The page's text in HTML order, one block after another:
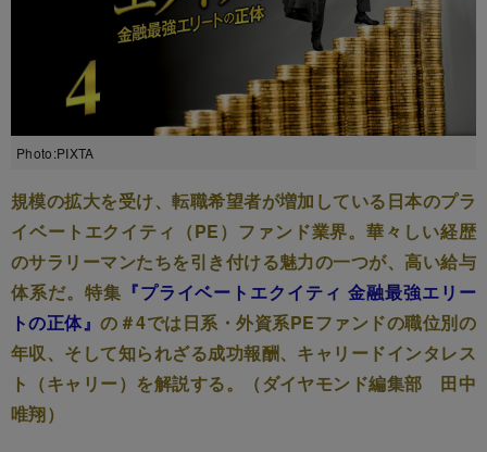
Photo:PIXTA
規模の拡大を受け、転職希望者が増加している日本のプラ
イベートエクイティ（PE）ファンド業界。華々しい経歴
のサラリーマンたちを引き付ける魅力の一つが、高い給与
体系だ。特集 『プライベートエクイティ 金融最強エリー
トの正体』の＃4では日系・外資系PEファンドの職位別の
年収、そして知られざる成功報酬、キャリードインタレス
ト（キャリー）を解説する。（ダイヤモンド編集部 田中
唯翔）